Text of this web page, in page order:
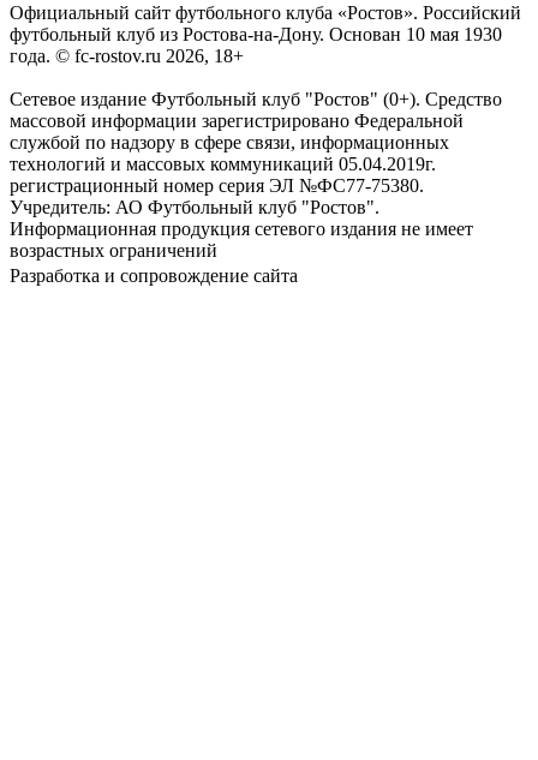
Официальный сайт футбольного клуба «Ростов». Российский
футбольный клуб из Ростова-на-Дону. Основан 10 мая 1930
года. © fc-rostov.ru 2026, 18+
Сетевое издание Футбольный клуб "Ростов" (0+). Средство
массовой информации зарегистрировано Федеральной
службой по надзору в сфере связи, информационных
технологий и массовых коммуникаций 05.04.2019г.
регистрационный номер серия ЭЛ №ФС77-75380.
Учредитель: АО Футбольный клуб "Ростов".
Информационная продукция сетевого издания не имеет
возрастных ограничений
Разработка и сопровождение сайта